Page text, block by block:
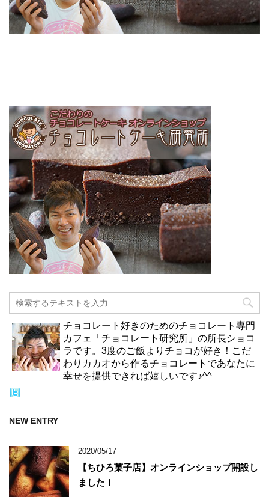
チョコレート好きのためのチョコレート専門
カフェ「チョコレート研究所」の所長ショコ
ラです。3度のご飯よりチョコが好き！こだ
わりカカオから作るチョコレートであなたに
幸せを提供できれば嬉しいです♪^^
NEW ENTRY
2020/05/17
【ちひろ菓子店】オンラインショップ開設し
ました！